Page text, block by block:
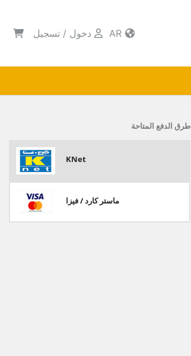
دخول / تسجيل
طرق الدفع المتاحة
KNet
ماستر كارد / فيزا